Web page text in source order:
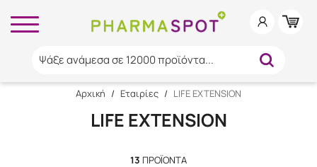
Ψάξε ανάμεσα σε 12000 προϊόντα...
Αρχική / Εταιρίες / LIFE EXTENSION
LIFE EXTENSION
13 ΠΡΟΪΌΝΤΑ